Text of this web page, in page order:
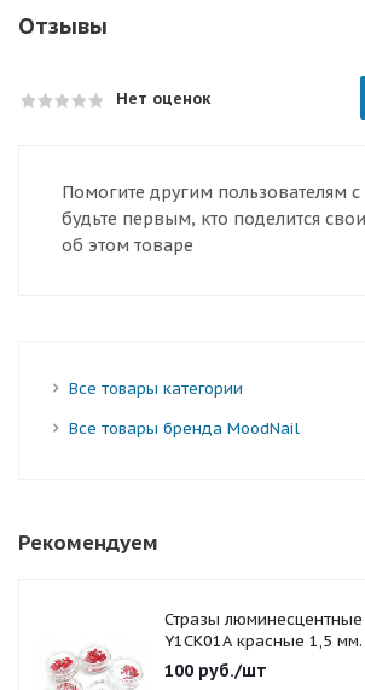
Отзывы
Нет оценок
Помогите другим пользователям
будьте первым, кто поделится
об этом товаре
Все товары категории
Все товары бренда MoodNail
Рекомендуем
Стразы
Y1CK01A красные 1,5 мм.
100 руб./шт